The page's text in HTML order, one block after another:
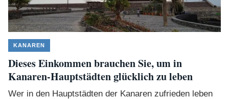
KANAREN
Dieses Einkommen brauchen Sie, um in
Kanaren-Hauptstädten glücklich zu leben
Wer in den Hauptstädten der Kanaren zufrieden leben